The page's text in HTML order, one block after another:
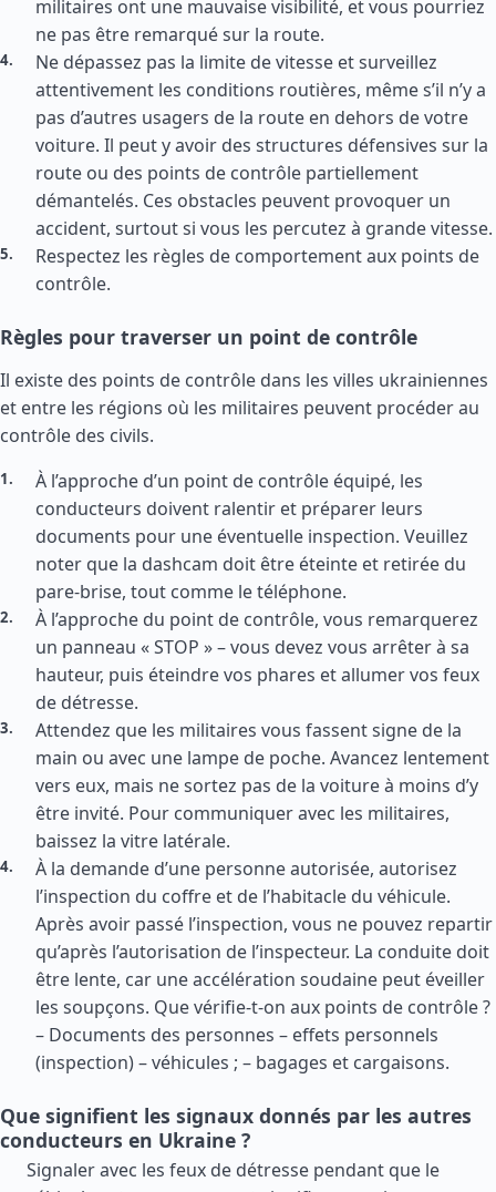
militaires ont une mauvaise visibilité, et vous pourriez
ne pas être remarqué sur la route.
Ne dépassez pas la limite de vitesse et surveillez
attentivement les conditions routières, même s’il n’y a
pas d’autres usagers de la route en dehors de votre
voiture. Il peut y avoir des structures défensives sur la
route ou des points de contrôle partiellement
démantelés. Ces obstacles peuvent provoquer un
accident, surtout si vous les percutez à grande vitesse.
Respectez les règles de comportement aux points de
contrôle.
Règles pour traverser un point de contrôle
Il existe des points de contrôle dans les villes ukrainiennes
et entre les régions où les militaires peuvent procéder au
contrôle des civils.
À l’approche d’un point de contrôle équipé, les
conducteurs doivent ralentir et préparer leurs
documents pour une éventuelle inspection. Veuillez
noter que la dashcam doit être éteinte et retirée du
pare-brise, tout comme le téléphone.
À l’approche du point de contrôle, vous remarquerez
un panneau « STOP » – vous devez vous arrêter à sa
hauteur, puis éteindre vos phares et allumer vos feux
de détresse.
Attendez que les militaires vous fassent signe de la
main ou avec une lampe de poche. Avancez lentement
vers eux, mais ne sortez pas de la voiture à moins d’y
être invité. Pour communiquer avec les militaires,
baissez la vitre latérale.
À la demande d’une personne autorisée, autorisez
l’inspection du coffre et de l’habitacle du véhicule.
Après avoir passé l’inspection, vous ne pouvez repartir
qu’après l’autorisation de l’inspecteur. La conduite doit
être lente, car une accélération soudaine peut éveiller
les soupçons. Que vérifie-t-on aux points de contrôle ?
– Documents des personnes – effets personnels
(inspection) – véhicules ; – bagages et cargaisons.
Que signifient les signaux donnés par les autres
conducteurs en Ukraine ?
Signaler avec les feux de détresse pendant que le